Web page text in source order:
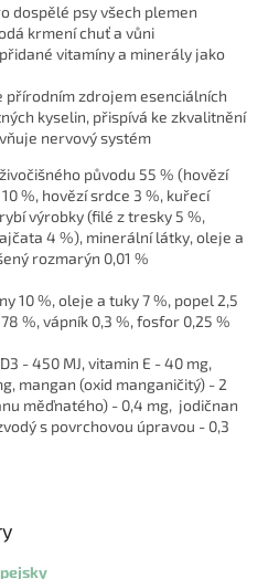
dospělé psy všech plemen
krmení chuť a vůni
vitamíny a minerály jako
přírodním zdrojem esenciálních
kyselin, přispívá ke zkvalitnění
nervový systém
původu 55 % (hovězí
%, hovězí srdce 3 %, kuřecí
výrobky (filé z tresky 5 %,
4 %), minerální látky, oleje a
rozmarýn 0,01 %
10 %, oleje a tuky 7 %, popel 2,5
%, vápník 0,3 %, fosfor 0,25 %
- 450 MJ, vitamin E - 40 mg,
mangan (oxid manganičitý) - 2
měďnatého) - 0,4 mg, jodičnan
s povrchovou úpravou - 0,3